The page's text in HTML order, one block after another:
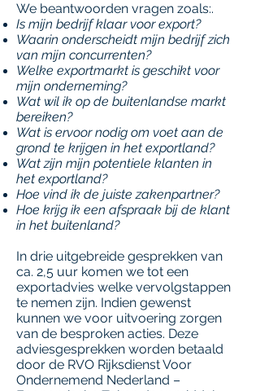
We beantwoorden vragen zoals:.
Is mijn bedrijf klaar voor export?
Waarin onderscheidt mijn bedrijf zich
van mijn concurrenten?
Welke exportmarkt is geschikt voor
mijn onderneming?
Wat wil ik op de buitenlandse markt
bereiken?
Wat is ervoor nodig om voet aan de
grond te krijgen in het exportland?
Wat zijn mijn potentiele klanten in
het exportland?
Hoe vind ik de juiste zakenpartner?
Hoe krijg ik een afspraak bij de klant
in het buitenland?
In drie uitgebreide gesprekken van
ca. 2,5 uur komen we tot een
exportadvies welke vervolgstappen
te nemen zijn. Indien gewenst
kunnen we voor uitvoering zorgen
van de besproken acties. Deze
adviesgesprekken worden betaald
door de RVO Rijksdienst Voor
Ondernemend Nederland –